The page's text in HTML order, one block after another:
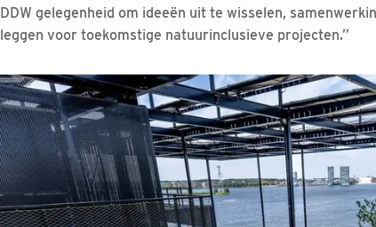
DDW gelegenheid om ideeën uit te wisselen,
leggen voor toekomstige natuurinclusieve projecten.”